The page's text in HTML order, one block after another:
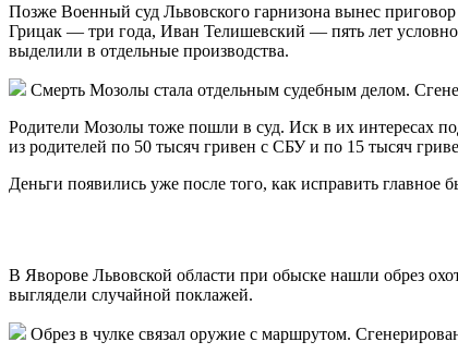
Позже Военный суд Львовского гарнизона вынес
Грицак — три года, Иван Телишевский — пять лет
выделили в отдельные производства.
Смерть Мозолы стала отдельным судебным делом.
Родители Мозолы тоже пошли в суд. Иск в их интересах
из родителей по 50 тысяч гривен с СБУ и по 15 тысяч
Деньги появились уже после того, как исправить главное
В Яворове Львовской области при обыске нашли обрез
выглядели случайной поклажей.
Обрез в чулке связал оружие с маршрутом.